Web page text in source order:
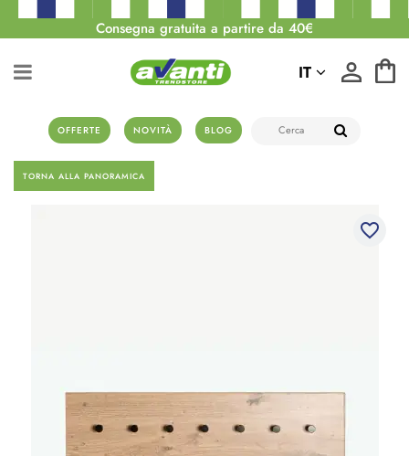
Consegna gratuita a partire da 40€
OFFERTE NOVITÀ BLOG
IT
TORNA ALLA PANORAMICA
favorite_border